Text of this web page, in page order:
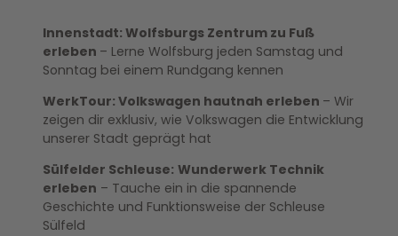
Innenstadt: Wolfsburgs Zentrum zu Fuß
erleben – Lerne Wolfsburg jeden Samstag und
Sonntag bei einem Rundgang kennen
WerkTour: Volkswagen hautnah erleben – Wir
zeigen dir exklusiv, wie Volkswagen die Entwicklung
unserer Stadt geprägt hat
Sülfelder Schleuse: Wunderwerk Technik
erleben – Tauche ein in die spannende
Geschichte und Funktionsweise der Schleuse
Sülfeld